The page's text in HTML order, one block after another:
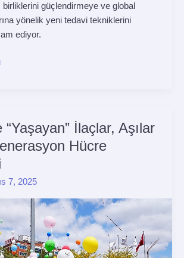
birliklerini güçlendirmeye ve global
yönelik yeni tedavi tekniklerini
ediyor.
“Yaşayan” İlaçlar, Aşılar
Hücre
7, 2025